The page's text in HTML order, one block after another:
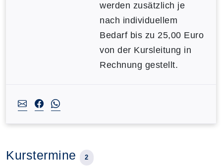
werden zusätzlich je
nach individuellem
Bedarf bis zu 25,00 Euro
von der Kursleitung in
Rechnung gestellt.
Kurstermine 2